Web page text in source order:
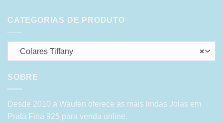
CATEGORIAS DE PRODUTO
×
Colares Tiffany
SOBRE
Desde 2010 a Waufen oferece as mais lindas Joias em
Prata Fina 925 para venda online.